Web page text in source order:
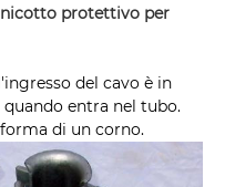
protettivo per
del cavo è in
entra nel tubo.
di un corno.